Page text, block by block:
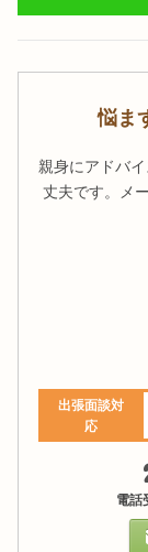
悩ま
親身にアドバ
丈夫です。メ
出張面談対
応
電話